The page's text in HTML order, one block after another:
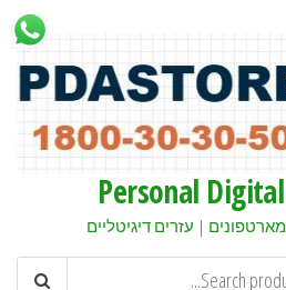
Personal
| עזרים דיגיטליים